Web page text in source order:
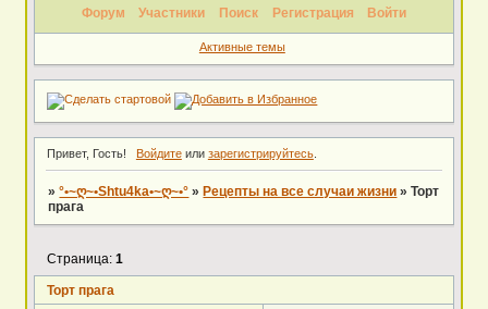
Форум Участники Поиск Регистрация Войти
Активные темы
Привет, Гость! Войдитеили зарегистрируйтесь.
»°•~ღ~•Shtu4ka•~ღ~•° »Рецепты на все случаи жизни »Торт
прага
Торт прага
Страница:1